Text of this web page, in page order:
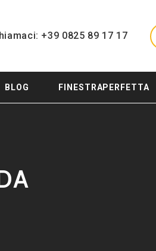
+39 0825 89 17 17
BLOG FINESTRAPERFETTA